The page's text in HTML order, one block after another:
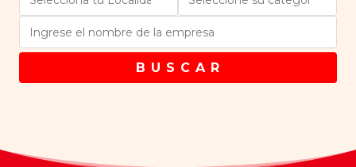
B U S C A R